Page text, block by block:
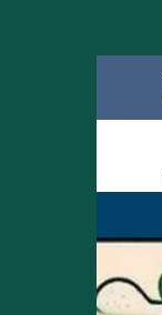
content